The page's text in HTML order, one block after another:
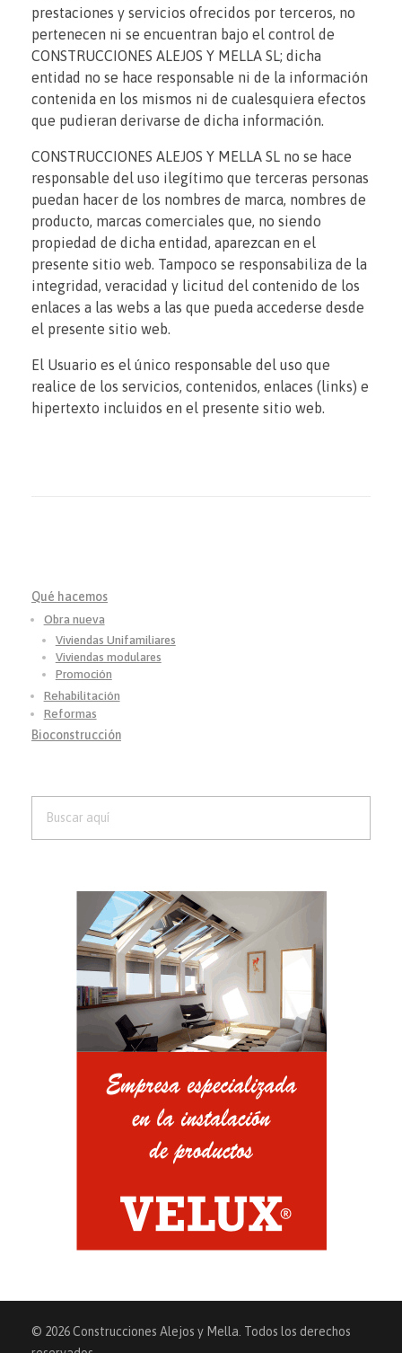
prestaciones y servicios ofrecidos por terceros, no
pertenecen ni se encuentran bajo el control de
CONSTRUCCIONES ALEJOS Y MELLA SL; dicha
entidad no se hace responsable ni de la información
contenida en los mismos ni de cualesquiera efectos
que pudieran derivarse de dicha información.
CONSTRUCCIONES ALEJOS Y MELLA SL no se hace
responsable del uso ilegítimo que terceras personas
puedan hacer de los nombres de marca, nombres de
producto, marcas comerciales que, no siendo
propiedad de dicha entidad, aparezcan en el
presente sitio web. Tampoco se responsabiliza de la
integridad, veracidad y licitud del contenido de los
enlaces a las webs a las que pueda accederse desde
el presente sitio web.
El Usuario es el único responsable del uso que
realice de los servicios, contenidos, enlaces (links) e
hipertexto incluidos en el presente sitio web.
Qué hacemos
Obra nueva
Viviendas Unifamiliares
Viviendas modulares
Promoción
Rehabilitación
Reformas
Bioconstrucción
© 2026 Construcciones Alejos y Mella. Todos los derechos